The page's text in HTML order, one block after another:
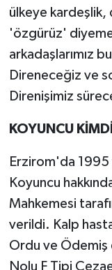
ülkeye
'özgürüz'
arkadaşlarımız
Direneceğiz ve
Direnişimiz
KOYUNCU
Erzirom'da 1995
Koyuncu
Mahkemesi
verildi. Kalp
Ordu ve Ödemiş
Nolu F Tipi